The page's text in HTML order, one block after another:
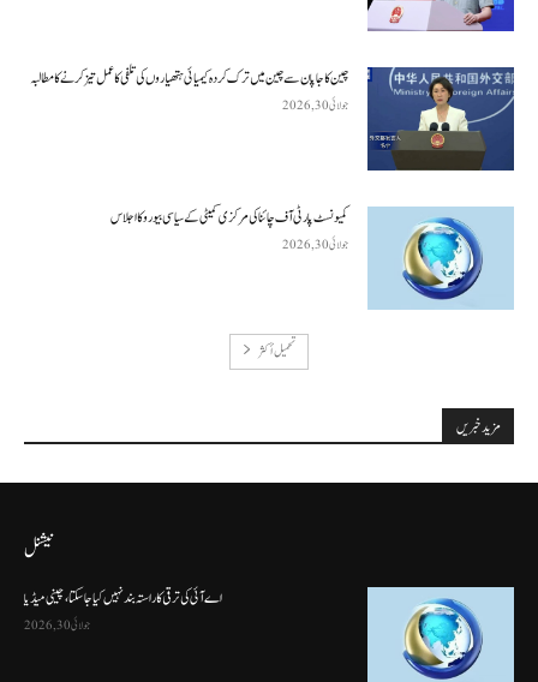
چین کا جاپان سے چین میں ترک کردہ کیمیائی ہتھیاروں کی تلفی کا عمل تیز کرنے کا مطالبہ
جولائی 30, 2026
کمیونسٹ پارٹی آف چائنا کی مرکزی کمیٹی کے سیاسی بیورو کا اجلاس
جولائی 30, 2026
تحميل أكثر
مزید خبریں
نیشنل
اے آئی کی ترقی کا راستہ بند نہیں کیا جا سکتا، چینی میڈیا
جولائی 30, 2026